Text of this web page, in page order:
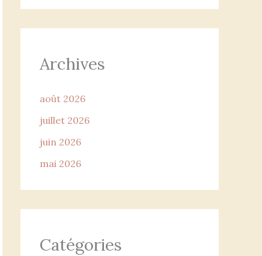
Archives
août 2026
juillet 2026
juin 2026
mai 2026
Catégories